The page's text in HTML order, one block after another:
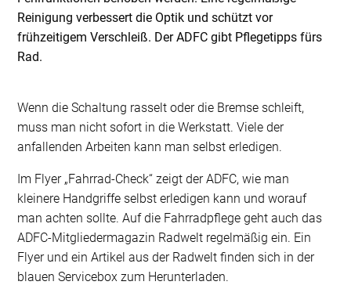
Reinigung verbessert die Optik und schützt vor
frühzeitigem Verschleiß. Der ADFC gibt Pflegetipps fürs
Rad.
Wenn die Schaltung rasselt oder die Bremse schleift,
muss man nicht sofort in die Werkstatt. Viele der
anfallenden Arbeiten kann man selbst erledigen.
Im Flyer „Fahrrad-Check“ zeigt der ADFC, wie man
kleinere Handgriffe selbst erledigen kann und worauf
man achten sollte. Auf die Fahrradpflege geht auch das
ADFC-Mitgliedermagazin Radwelt regelmäßig ein. Ein
Flyer und ein Artikel aus der Radwelt finden sich in der
blauen Servicebox zum Herunterladen.